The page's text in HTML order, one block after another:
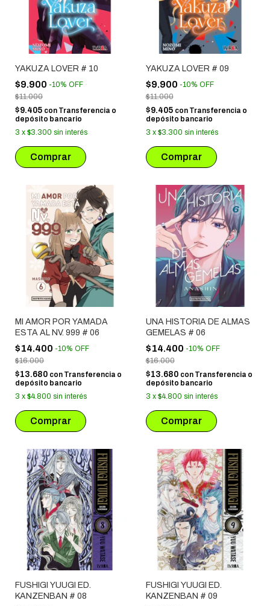
YAKUZA LOVER # 10
$9.900 -10% OFF
$11.000
$9.405 con Transferencia o
depósito bancario
3 x $3.300 sin interés
YAKUZA LOVER # 09
$9.900 -10% OFF
$11.000
$9.405 con Transferencia o
depósito bancario
3 x $3.300 sin interés
MI AMOR POR YAMADA
ESTA AL NV. 999 # 06
$14.400 -10% OFF
$16.000
$13.680 con Transferencia o
depósito bancario
3 x $4.800 sin interés
UNA HISTORIA DE ALMAS
GEMELAS # 06
$14.400 -10% OFF
$16.000
$13.680 con Transferencia o
depósito bancario
3 x $4.800 sin interés
FUSHIGI YUUGI ED.
KANZENBAN # 08
FUSHIGI YUUGI ED.
KANZENBAN # 09